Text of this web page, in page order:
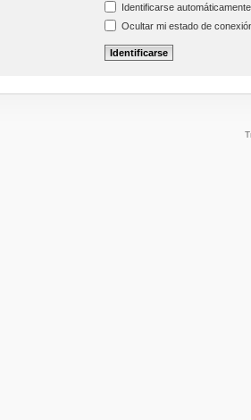
Identificarse
Ocultar mi estado de